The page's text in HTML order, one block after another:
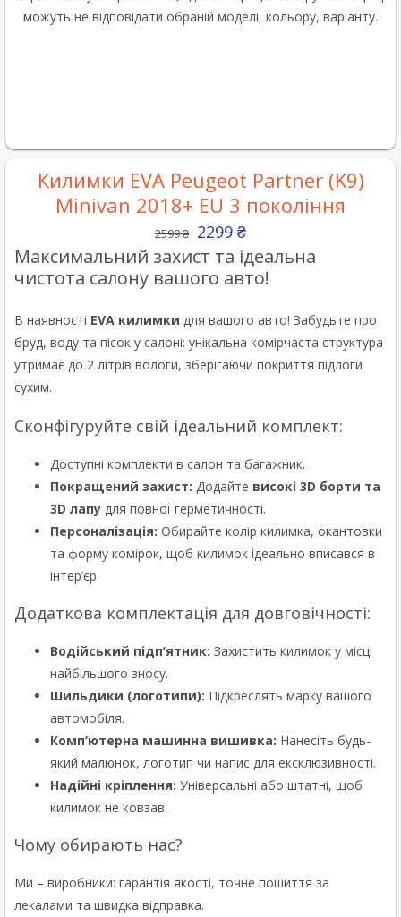
можуть не відповідати обраній моделі, кольору, варіанту.
Килимки EVA Peugeot Partner (K9)
Minivan 2018+ EU 3 покоління
2599₴ 2299 ₴
Максимальний захист та ідеальна
чистота салону вашого авто!
В наявності EVA килимки для вашого авто! Забудьте про
бруд, воду та пісок у салоні: унікальна комірчаста структура
утримає до 2 літрів вологи, зберігаючи покриття підлоги
сухим.
Сконфігуруйте свій ідеальний комплект:
Доступні комплекти в салон та багажник.
Покращений захист: Додайте високі 3D борти та
3D лапу для повної герметичності.
Персоналізація: Обирайте колір килимка, окантовки
та форму комірок, щоб килимок ідеально вписався в
інтер’єр.
Додаткова комплектація для довговічності:
Водійський підп’ятник: Захистить килимок у місці
найбільшого зносу.
Шильдики (логотипи): Підкреслять марку вашого
автомобіля.
Комп’ютерна машинна вишивка: Нанесіть будь-
який малюнок, логотип чи напис для ексклюзивності.
Надійні кріплення: Універсальні або штатні, щоб
килимок не ковзав.
Чому обирають нас?
Ми – виробники: гарантія якості, точне пошиття за
лекалами та швидка відправка.